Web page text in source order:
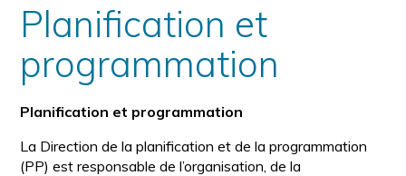
Planification et
programmation
Planification et programmation
La Direction de la planification et de la programmation
(PP) est responsable de l’organisation, de la